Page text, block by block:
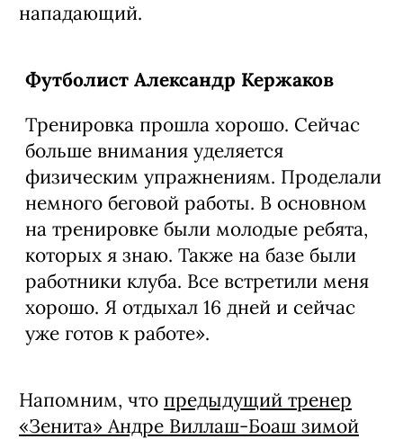
нападающий.
Футболист Александр Кержаков
Тренировка прошла хорошо. Сейчас
больше внимания уделяется
физическим упражнениям. Проделали
немного беговой работы. В основном
на тренировке были молодые ребята,
которых я знаю. Также на базе были
работники клуба. Все встретили меня
хорошо. Я отдыхал 16 дней и сейчас
уже готов к работе».
Напомним, что предыдущий тренер
«Зенита» Андре Виллаш-Боаш зимой